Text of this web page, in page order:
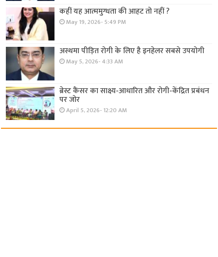
कहीं यह आत्ममुग्धता की आहट तो नहीं ?
May 19, 2026- 5:49 PM
अस्थमा पीड़ित रोगी के लिए है इनहेलर सबसे उपयोगी
May 5, 2026- 4:33 AM
ब्रेस्ट कैंसर का साक्ष्य-आधारित और रोगी-केंद्रित प्रबंधन
पर जोर
April 5, 2026- 12:20 AM